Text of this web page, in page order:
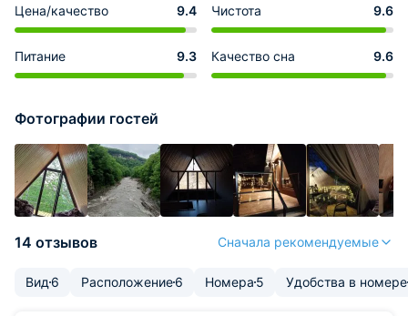
Цена/качество 9.4 Чистота 9.6
Питание 9.3 Качество сна 9.6
Фотографии гостей
14 отзывов Сначала рекомендуемые
Вид 6 Расположение6 Номера 5 Удобства в номере